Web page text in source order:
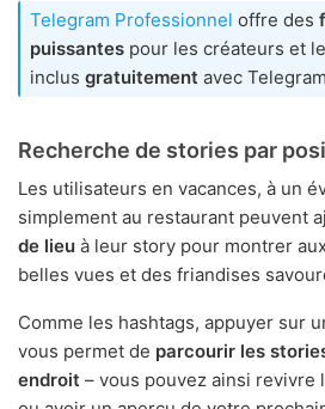
Telegram Professionnel offre des
puissantes pour les créateurs et
inclus gratuitement avec
Recherche de stories par
Les utilisateurs en vacances, à un
simplement au restaurant peuvent
de lieu à leur story pour montrer
belles vues et des friandises
Comme les hashtags, appuyer sur
vous permet de parcourir les
endroit – vous pouvez ainsi